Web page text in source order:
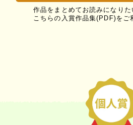
作品をまとめてお読みになりた
こちらの入賞作品集(PDF)をご